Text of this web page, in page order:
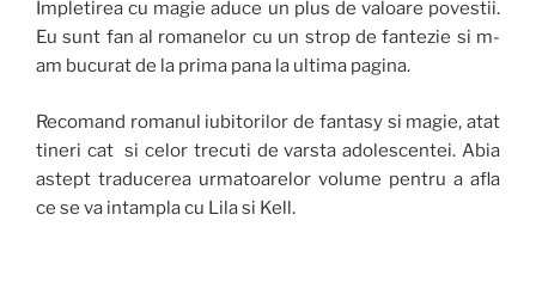
Impletirea cu magie aduce un plus de valoare povestii.
Eu sunt fan al romanelor cu un strop de fantezie si m-
am bucurat de la prima pana la ultima pagina.
Recomand romanul iubitorilor de fantasy si magie, atat
tineri cat si celor trecuti de varsta adolescentei. Abia
astept traducerea urmatoarelor volume pentru a afla
ce se va intampla cu Lila si Kell.